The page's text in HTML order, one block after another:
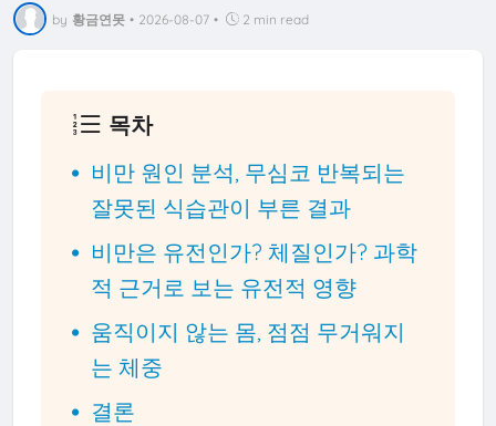
by 황금연못 • 2026-08-07 • 2 min read
목차
비만 원인 분석, 무심코 반복되는
잘못된 식습관이 부른 결과
비만은 유전인가? 체질인가? 과학
적 근거로 보는 유전적 영향
움직이지 않는 몸, 점점 무거워지
는 체중
결론